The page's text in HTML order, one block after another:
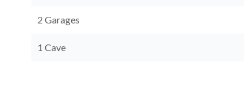
2 Garages
1 Cave